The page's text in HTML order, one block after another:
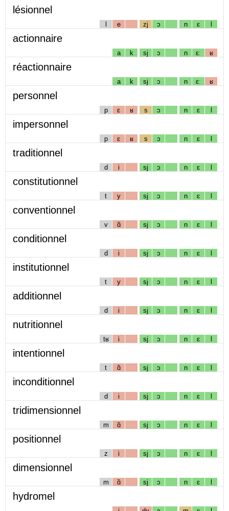
lésionnel
l e zj ɔ n ɛ l
actionnaire
a k sj ɔ n ɛː ʁ
réactionnaire
a k sj ɔ n ɛː ʁ
personnel
p ɛ ʁ s ɔ n ɛ l
impersonnel
p ɛ ʁ s ɔ n ɛ l
traditionnel
d i sj ɔ n ɛ l
constitutionnel
t y sj ɔ n ɛ l
conventionnel
v ɑ̃ sj ɔ n ɛ l
conditionnel
d i sj ɔ n ɛ l
institutionnel
t y sj ɔ n ɛ l
additionnel
d i sj ɔ n ɛ l
nutritionnel
tʁ i sj ɔ n ɛ l
intentionnel
t ɑ̃ sj ɔ n ɛ l
inconditionnel
d i sj ɔ n ɛ l
tridimensionnel
m ɑ̃ sj ɔ n ɛ l
positionnel
z i sj ɔ n ɛ l
dimensionnel
m ɑ̃ sj ɔ n ɛ l
hydromel